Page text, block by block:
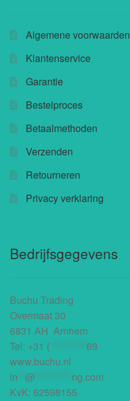
Algemene voorwaarden
Klantenservice
Garantie
Bestelproces
Betaalmethoden
Verzenden
Retourneren
Privacy verklaring
Bedrijfsgegevens
Buchu Trading
Overmaat 30
6831 AH Arnhem
Tel: +31 (
69
www.buchu.nl
in @
ng.com
KvK: 62598155